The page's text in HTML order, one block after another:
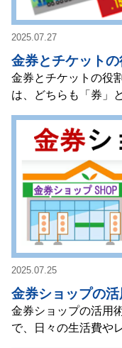
2025.07.27
金券とチケット
金券とチケットの役
は、どちらも「券」
2025.07.25
金券ショップの
金券ショップの活用
で、日々の生活費や